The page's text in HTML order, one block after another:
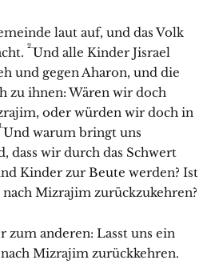
laut auf, und das Volk
2.Und alle Kinder Jisrael
und gegen Aharon, und die
zu ihnen: Wären wir doch
oder würden wir doch in
Und warum bringt uns
dass wir durch das Schwert
Kinder zur Beute werden? Ist
Mizrajim zurückzukehren?
zum anderen: Lasst uns ein
Mizrajim zurückkehren.